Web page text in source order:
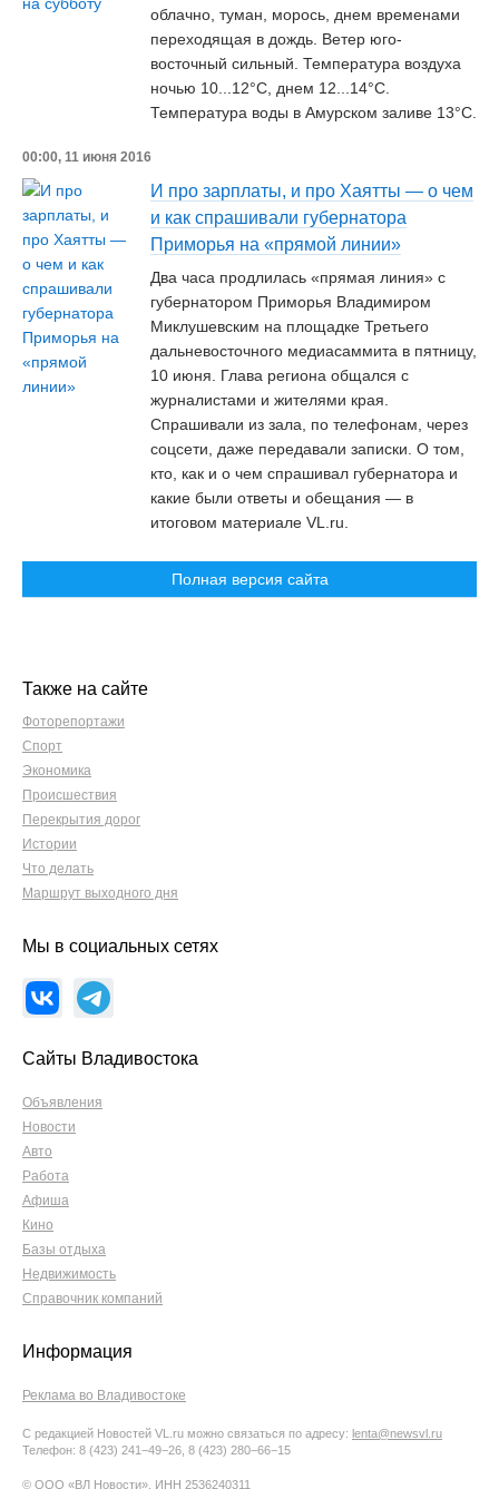
облачно, туман, морось, днем временами
переходящая в дождь. Ветер юго-
восточный сильный. Температура воздуха
ночью 10...12°C, днем 12...14°C.
Температура воды в Амурском заливе 13°C.
00:00, 11 июня 2016
И про зарплаты, и про Хаятты — о чем
и как спрашивали губернатора
Приморья на «прямой линии»
Два часа продлилась «прямая линия» с
губернатором Приморья Владимиром
Миклушевским на площадке Третьего
дальневосточного медиасаммита в пятницу,
10 июня. Глава региона общался с
журналистами и жителями края.
Спрашивали из зала, по телефонам, через
соцсети, даже передавали записки. О том,
кто, как и о чем спрашивал губернатора и
какие были ответы и обещания — в
итоговом материале VL.ru.
Полная версия сайта
Также на сайте
Фоторепортажи
Спорт
Экономика
Происшествия
Перекрытия дорог
Истории
Что делать
Маршрут выходного дня
Мы в социальных сетях
Сайты Владивостока
Объявления
Новости
Авто
Работа
Афиша
Кино
Базы отдыха
Недвижимость
Справочник компаний
Информация
Реклама во Владивостоке
С редакцией Новостей VL.ru можно связаться по адресу: lenta@newsvl.ru
Телефон: 8 (423) 241−49−26, 8 (423) 280−66−15
© ООО «ВЛ Новости», ИНН 2536240311